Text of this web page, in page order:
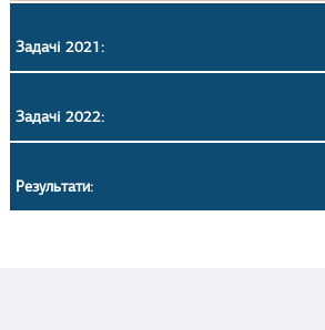
Задачі 2021:
Задачі 2022:
Результати: